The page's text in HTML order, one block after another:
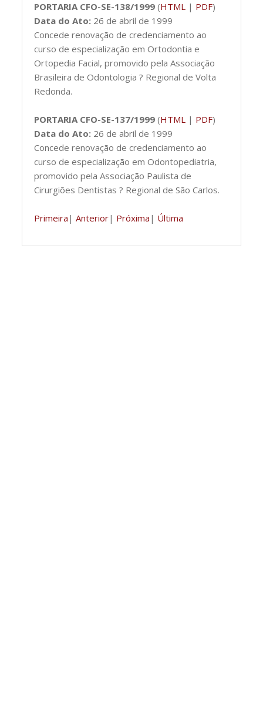
PORTARIA CFO-SE-138/1999 (HTML | PDF)
Data do Ato: 26 de abril de 1999
Concede renovação de credenciamento ao
curso de especialização em Ortodontia e
Ortopedia Facial, promovido pela Associação
Brasileira de Odontologia ? Regional de Volta
Redonda.
PORTARIA CFO-SE-137/1999 (HTML | PDF)
Data do Ato: 26 de abril de 1999
Concede renovação de credenciamento ao
curso de especialização em Odontopediatria,
promovido pela Associação Paulista de
Cirurgiões Dentistas ? Regional de São Carlos.
Primeira |Anterior| Próxima | Última